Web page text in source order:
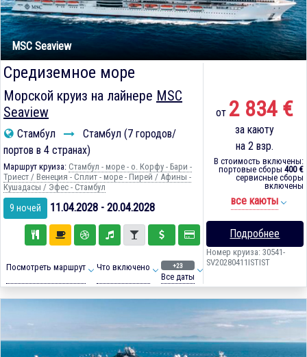
MSC Seaview
Средиземное море
Морской круиз на лайнере MSC
Seaview
Стамбул
Стамбул (7 городов/
портов в 4 странах)
Маршрут круиза: Стамбул - море - о. Корфу - Бари -
Триест / Венеция - Сплит - море - Пирей / Афины -
Кушадасы / Эфес - Стамбул
9 ночей 11.04.2028 - 20.04.2028
Посмотреть маршрут Что включено +23
Все даты
от 2 834 €
за каюту
на 2 взр.
В стоимость включены:
портовые сборы 400 €
сервисные сборы
включены
все каюты
Подробнее
Номер круиза: 30541-
SV20280411ISTIST